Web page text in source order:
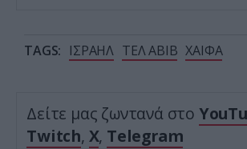
TAGS: ΙΣΡΑΗΛ ΤΕΛ ΑΒΙΒ ΧΑΙΦΑ
Δείτε μας ζωντανά στο
Twitch, X, Telegram